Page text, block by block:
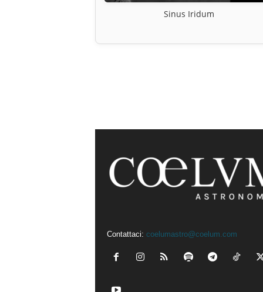
Sinus Iridum
Contattaci: coelumastro@coelum.com